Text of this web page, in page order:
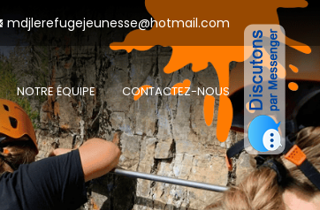
mdjlerefugejeunesse@hotmail.com
NOTRE ÉQUIPE CONTACTEZ-NOUS